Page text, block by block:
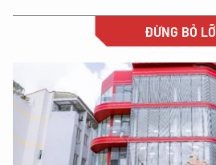
ĐỪNG BỎ LỠ